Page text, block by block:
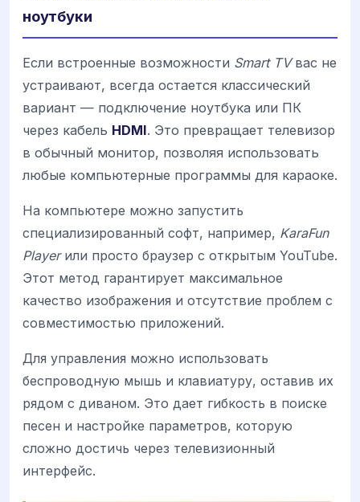
ноутбуки
Если встроенные возможности Smart TVвас не
устраивают, всегда остается классический
вариант — подключение ноутбука или ПК
через кабель HDMI. Это превращает телевизор
в обычный монитор, позволяя использовать
любые компьютерные программы для караоке.
На компьютере можно запустить
специализированный софт, например, KaraFun
Playerили просто браузер с открытым YouTube.
Этот метод гарантирует максимальное
качество изображения и отсутствие проблем с
совместимостью приложений.
Для управления можно использовать
беспроводную мышь и клавиатуру, оставив их
рядом с диваном. Это дает гибкость в поиске
песен и настройке параметров, которую
сложно достичь через телевизионный
интерфейс.